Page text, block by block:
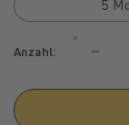
5
Anzahl: